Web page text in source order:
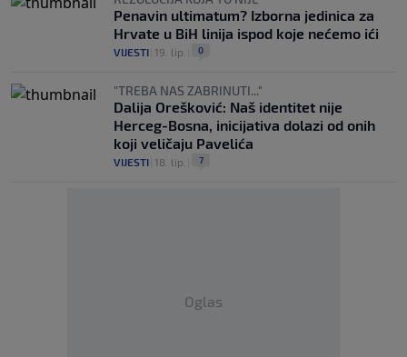
Penavin ultimatum? Izborna jedinica za
Hrvate u BiH linija ispod koje nećemo ići
VIJESTI 19. lip. 0
"TREBA NAS ZABRINUTI..."
Dalija Orešković: Naš identitet nije
Herceg-Bosna, inicijativa dolazi od onih
koji veličaju Pavelića
VIJESTI 18. lip. 7
Oglas